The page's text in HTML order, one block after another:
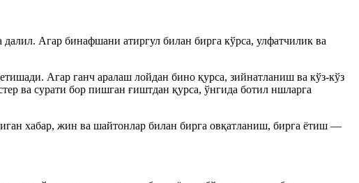
Агар бинафшани атиргул билан бирга кўрса, улфатчилик ва
Агар ганч аралаш лойдан бино қурса, зийнатланиш ва кўз-кўз
ва сурати бор пишган ғиштдан қурса, ўнгида ботил ншларга
хабар, жин ва шайтонлар билан бирга овқатланиш, бирга ётиш —